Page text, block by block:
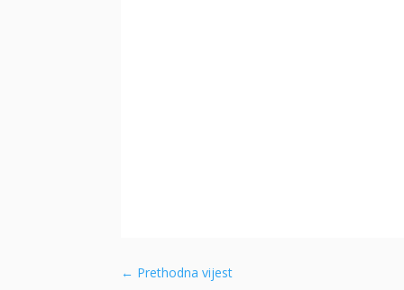
← Prethodna vijest